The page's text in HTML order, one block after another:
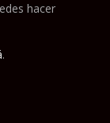
hacer
.